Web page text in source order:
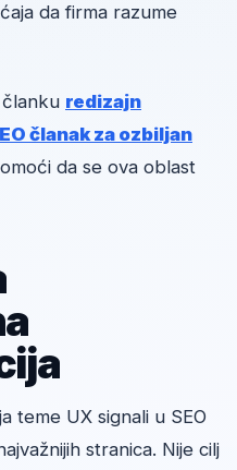
da firma razume
redizajn
članak za ozbiljan
da se ova oblast
teme UX signali u SEO
stranica. Nije cilj